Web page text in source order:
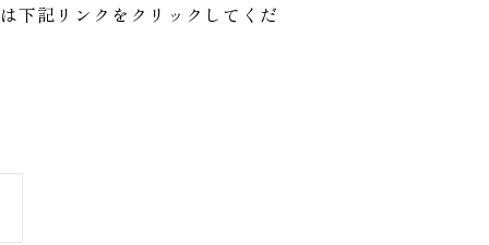
下記リンクをクリックしてくだ